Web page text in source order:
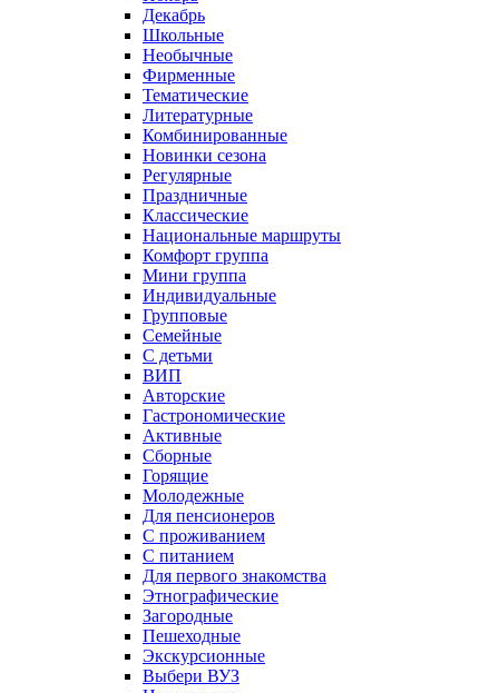
Декабрь
Школьные
Необычные
Фирменные
Тематические
Литературные
Комбинированные
Новинки сезона
Регулярные
Праздничные
Классические
Национальные маршруты
Комфорт группа
Мини группа
Индивидуальные
Групповые
Семейные
С детьми
ВИП
Авторские
Гастрономические
Активные
Сборные
Горящие
Молодежные
Для пенсионеров
С проживанием
С питанием
Для первого знакомства
Этнографические
Загородные
Пешеходные
Экскурсионные
Выбери ВУЗ